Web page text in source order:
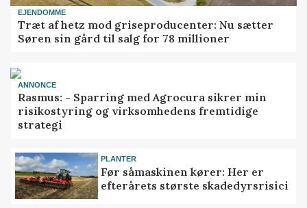
EJENDOMME
Træt af hetz mod griseproducenter: Nu sætter
Søren sin gård til salg for 78 millioner
ANNONCE
Rasmus: - Sparring med Agrocura sikrer min
risikostyring og virksomhedens fremtidige
strategi
PLANTER
Før såmaskinen kører: Her er
efterårets største skadedyrsrisici